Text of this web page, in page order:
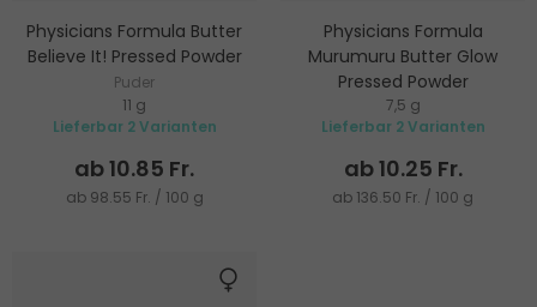
Physicians Formula Butter
Believe It! Pressed Powder
Puder
11 g
Lieferbar 2 Varianten
ab 10.85 Fr.
ab 98.55 Fr. / 100 g
Physicians Formula
Murumuru Butter Glow
Pressed Powder
Puder für strahlenden Look
7,5 g
Lieferbar 2 Varianten
ab 10.25 Fr.
ab 136.50 Fr. / 100 g